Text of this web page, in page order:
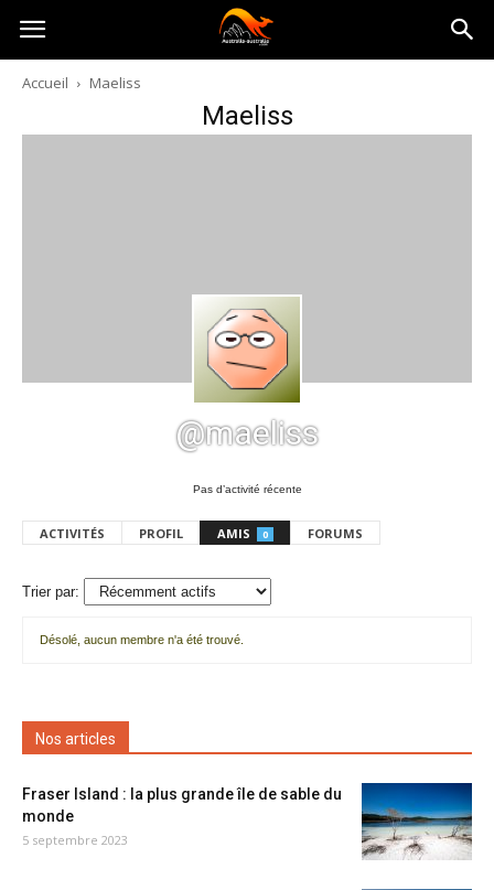
Australia-
australie.com
Accueil Maeliss
Maeliss
@maeliss
Pas d’activité récente
ACTIVITÉS PROFIL AMIS 0 FORUMS
Trier par:
amis
Désolé, aucun membre n'a été trouvé.
Nos articles
Fraser Island : la plus grande île de sable du
monde
5 septembre 2023